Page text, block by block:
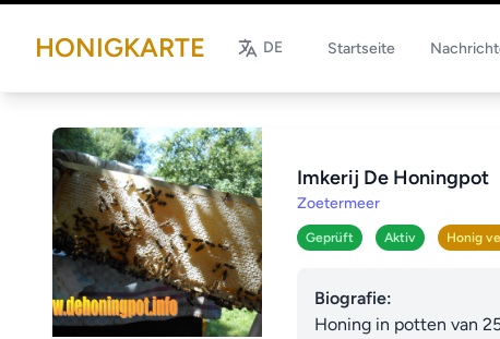
HONIGKARTE DE Startseite
Imkerij De Honingpot
Zoetermeer
Geprüft Aktiv Honig
Biografie:
Honing in potten van